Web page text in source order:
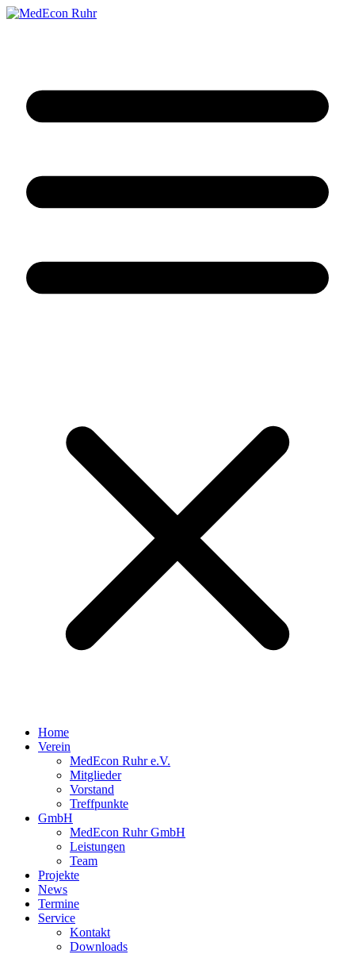
Home
Verein
MedEcon Ruhr e.V.
Mitglieder
Vorstand
Treffpunkte
GmbH
MedEcon Ruhr GmbH
Leistungen
Team
Projekte
News
Termine
Service
Kontakt
Downloads